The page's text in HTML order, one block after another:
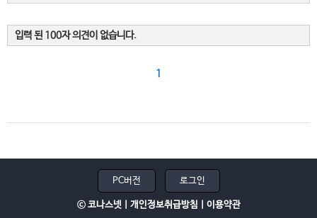
입력 된 100자 의견이 없습니다.
1
PC버전 로그인
ⓒ 코나스넷 | 개인정보취급방침 이용약관